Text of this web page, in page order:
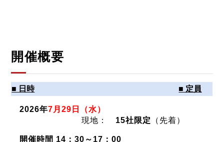
開催概要
■ 日時 ■ 定員
2026年7月29日（水）
現地： 15社限定 （先着）
開催時間 14：30～17：00